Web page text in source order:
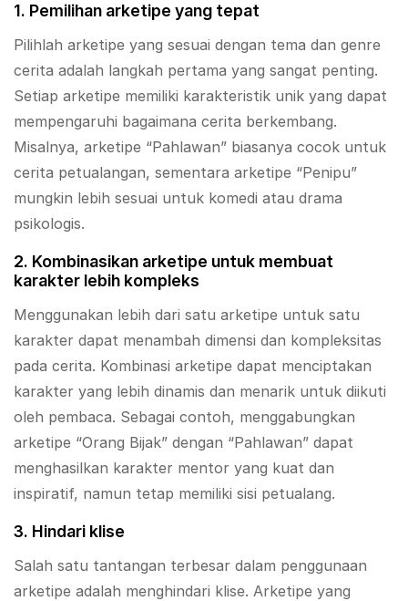
1. Pemilihan arketipe yang tepat
Pilihlah arketipe yang sesuai dengan tema dan genre
cerita adalah langkah pertama yang sangat penting.
Setiap arketipe memiliki karakteristik unik yang dapat
mempengaruhi bagaimana cerita berkembang.
Misalnya, arketipe “Pahlawan” biasanya cocok untuk
cerita petualangan, sementara arketipe “Penipu”
mungkin lebih sesuai untuk komedi atau drama
psikologis.
2. Kombinasikan arketipe untuk membuat
karakter lebih kompleks
Menggunakan lebih dari satu arketipe untuk satu
karakter dapat menambah dimensi dan kompleksitas
pada cerita. Kombinasi arketipe dapat menciptakan
karakter yang lebih dinamis dan menarik untuk diikuti
oleh pembaca. Sebagai contoh, menggabungkan
arketipe “Orang Bijak” dengan “Pahlawan” dapat
menghasilkan karakter mentor yang kuat dan
inspiratif, namun tetap memiliki sisi petualang.
3. Hindari klise
Salah satu tantangan terbesar dalam penggunaan
arketipe adalah menghindari klise. Arketipe yang